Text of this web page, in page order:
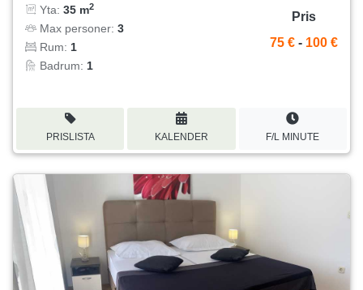
Yta: 35 m2
Max personer: 3
Rum: 1
Badrum: 1
Pris
75 € - 100 €
PRISLISTA KALENDER F/L MINUTE